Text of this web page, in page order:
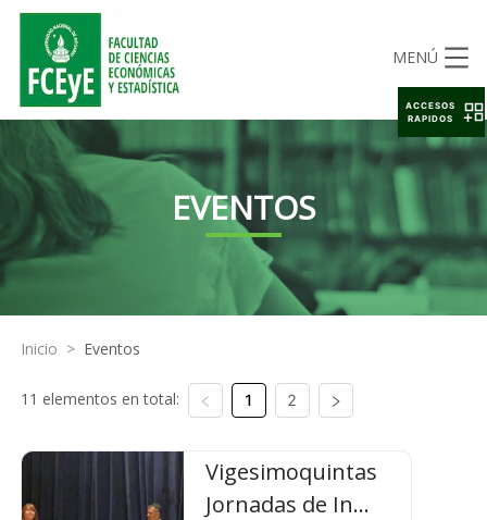
MENÚ
EVENTOS
Inicio > Eventos
11 elementos en total: 1 2
Vigesimoquintas
Jornadas de In...
ACCESOS
RAPIDOS